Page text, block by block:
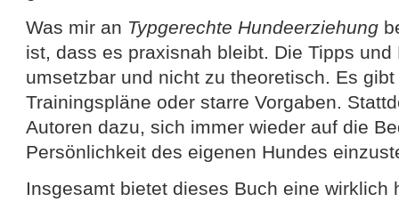
Was mir an Typgerechte Hundeerziehung
ist, dass es praxisnah bleibt. Die Tipps
umsetzbar und nicht zu theoretisch. Es
Trainingspläne oder starre Vorgaben.
Autoren dazu, sich immer wieder auf die
Persönlichkeit des eigenen Hundes
Insgesamt bietet dieses Buch eine wirklich